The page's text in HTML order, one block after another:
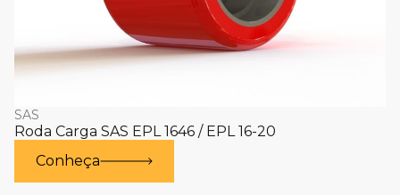
SAS
Roda Carga SAS EPL 1646 / EPL 16-20
Conheça